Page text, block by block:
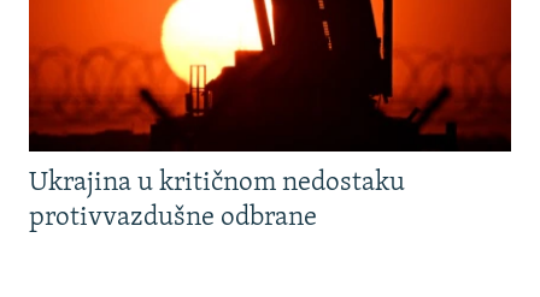
Ukrajina u kritičnom nedostaku
protivvazdušne odbrane